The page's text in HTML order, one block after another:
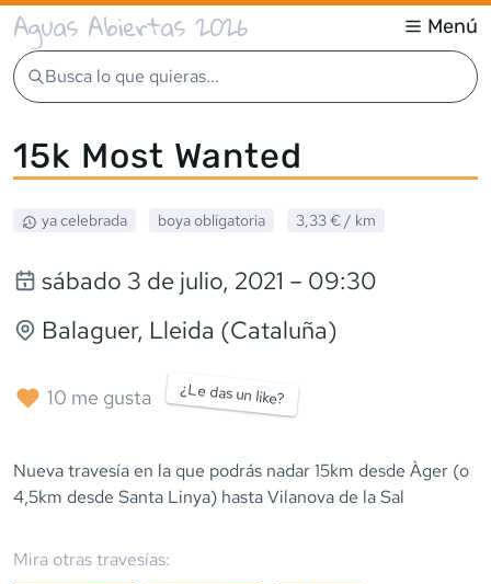
Aguas Abiertas 2026 Menú
Busca lo que quieras...
15k Most Wanted
ya celebrada boya obligatoria 3,33 € / km
sábado 3 de julio, 2021 – 09:30
Balaguer, Lleida (Cataluña)
10 me gusta ¿Le das un like?
Nueva travesía en la que podrás nadar 15km desde Àger (o
4,5km desde Santa Linya) hasta Vilanova de la Sal
Mira otras travesías: